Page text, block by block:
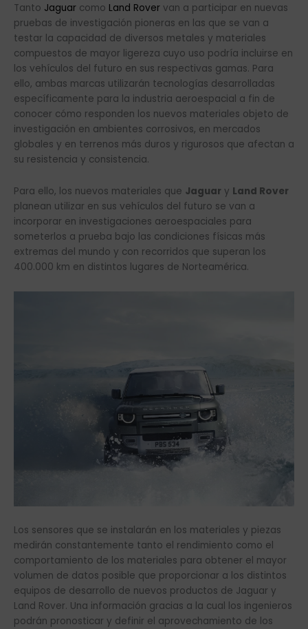
Tanto Jaguar como Land Rover van a participar en nuevas
pruebas de investigación pioneras en las que se van a
testar la capacidad de diversos metales y materiales
compuestos de mayor ligereza cuyo uso podría incluirse en
los vehículos del futuro en sus respectivas gamas. Para
ello, ambas marcas utilizarán tecnologías desarrolladas
específicamente para la industria aeroespacial a fin de
conocer cómo responden los nuevos materiales objeto de
investigación en ambientes corrosivos, en mercados
globales y en terrenos más duros y rigurosos que afectan a
su resistencia y consistencia.
Para ello, los nuevos materiales que Jaguar y Land Rover
planean utilizar en sus vehículos del futuro se van a
incorporar en investigaciones aeroespaciales para
someterlos a prueba bajo las condiciones físicas más
extremas del mundo y con recorridos que superan los
400.000 km en distintos lugares de Norteamérica.
Los sensores que se instalarán en los materiales y piezas
medirán constantemente tanto el rendimiento como el
comportamiento de los materiales para obtener el mayor
volumen de datos posible que proporcionar a los distintos
equipos de desarrollo de nuevos productos de Jaguar y
Land Rover. Una información gracias a la cual los ingenieros
podrán pronosticar y definir el aprovechamiento de los